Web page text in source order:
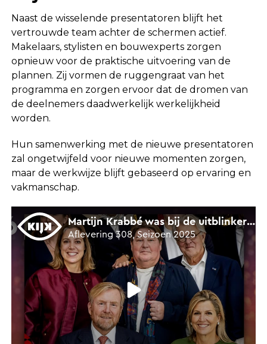
Naast de wisselende presentatoren blijft het
vertrouwde team achter de schermen actief.
Makelaars, stylisten en bouwexperts zorgen
opnieuw voor de praktische uitvoering van de
plannen. Zij vormen de ruggengraat van het
programma en zorgen ervoor dat de dromen van
de deelnemers daadwerkelijk werkelijkheid
worden.
Hun samenwerking met de nieuwe presentatoren
zal ongetwijfeld voor nieuwe momenten zorgen,
maar de werkwijze blijft gebaseerd op ervaring en
vakmanschap.